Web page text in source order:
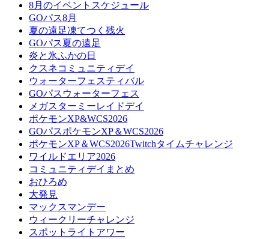
8月のイベントスケジュール
GOパス8月
夏の遠足凍てつく残火
GOパス夏の遠足
炎と氷ふかの日
クスネコミュニティデイ
ウォーターフェスティバル
GOパスウォーターフェス
メガスターミーレイドデイ
ポケモンXP&WCS2026
GOパスポケモンXP＆WCS2026
ポケモンXP＆WCS2026Twitchタイムチャレンジ
ワイルドエリア2026
コミュニティデイまとめ
おひろめ
大発見
マックスマンデー
ウィークリーチャレンジ
スポットライトアワー